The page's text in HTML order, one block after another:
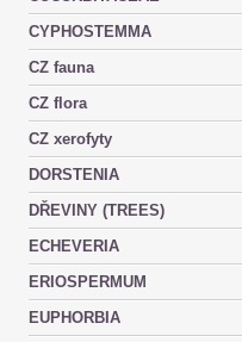
CYPHOSTEMMA
CZ fauna
CZ flora
CZ xerofyty
DORSTENIA
DŘEVINY (TREES)
ECHEVERIA
ERIOSPERMUM
EUPHORBIA